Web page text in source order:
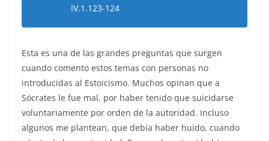
IV.1.123-124
Esta es una de las grandes preguntas que surgen
cuando comento estos temas con personas no
introducidas al Estoicismo. Muchos opinan que a
Sócrates le fue mal, por haber tenido que suicidarse
voluntariamente por orden de la autoridad. Incluso
algunos me plantean, que debía haber huido, cuando